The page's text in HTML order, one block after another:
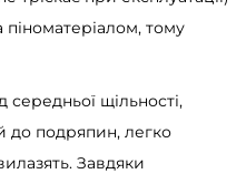
тому
середньої щільності,
до подряпин, легко
Завдяки